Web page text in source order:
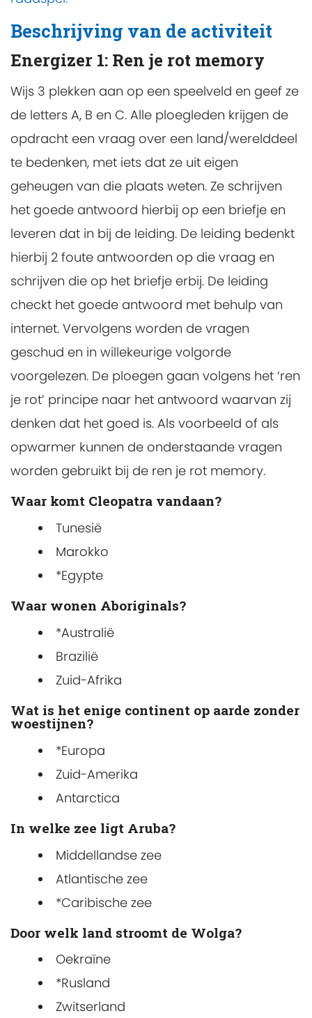
Beschrijving van de activiteit
Energizer 1: Ren je rot memory
Wijs 3 plekken aan op een speelveld en geef ze
de letters A, B en C. Alle ploegleden krijgen de
opdracht een vraag over een land/werelddeel
te bedenken, met iets dat ze uit eigen
geheugen van die plaats weten. Ze schrijven
het goede antwoord hierbij op een briefje en
leveren dat in bij de leiding. De leiding bedenkt
hierbij 2 foute antwoorden op die vraag en
schrijven die op het briefje erbij. De leiding
checkt het goede antwoord met behulp van
internet. Vervolgens worden de vragen
geschud en in willekeurige volgorde
voorgelezen. De ploegen gaan volgens het ‘ren
je rot’ principe naar het antwoord waarvan zij
denken dat het goed is. Als voorbeeld of als
opwarmer kunnen de onderstaande vragen
worden gebruikt bij de ren je rot memory.
Waar komt Cleopatra vandaan?
Tunesië
Marokko
*Egypte
Waar wonen Aboriginals?
*Australië
Brazilië
Zuid-Afrika
Wat is het enige continent op aarde zonder
woestijnen?
*Europa
Zuid-Amerika
Antarctica
In welke zee ligt Aruba?
Middellandse zee
Atlantische zee
*Caribische zee
Door welk land stroomt de Wolga?
Oekraïne
*Rusland
Zwitserland